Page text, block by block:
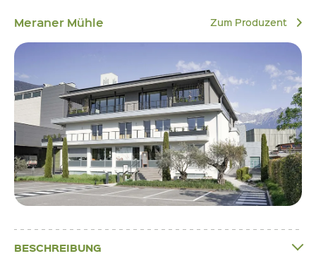
Meraner Mühle Zum Produzent
BESCHREIBUNG